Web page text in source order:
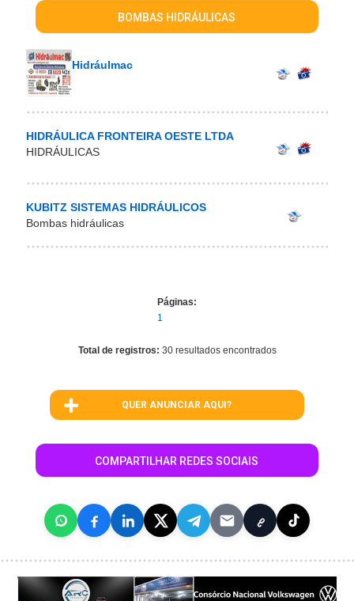
BOMBAS HIDRÁULICAS
Hidráulmac
HIDRÁULICA FRONTEIRA OESTE LTDA
HIDRÁULICAS
KUBITZ SISTEMAS HIDRÁULICOS
Bombas hidráulicas
Páginas:
1
Total de registros: 30 resultados encontrados
QUER ANUNCIAR AQUI?
COMPARTILHAR REDES SOCIAIS